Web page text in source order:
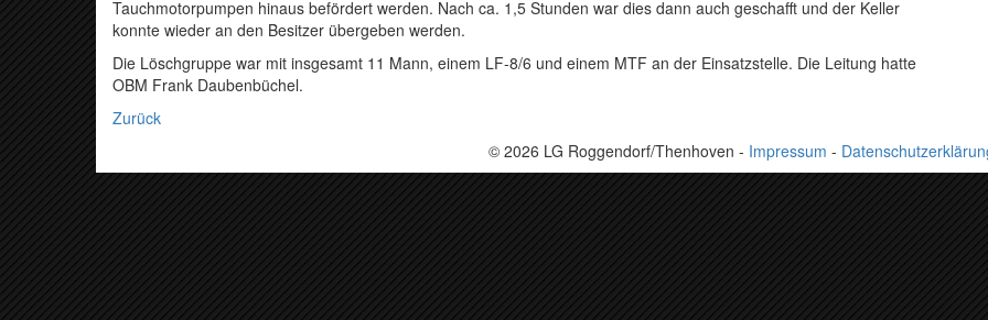
Tauchmotorpumpen hinaus befördert werden. Nach ca. 1,5 Stunden war dies dann auch geschafft und der Keller
konnte wieder an den Besitzer übergeben werden.
Die Löschgruppe war mit insgesamt 11 Mann, einem LF-8/6 und einem MTF an der Einsatzstelle. Die Leitung hatte
OBM Frank Daubenbüchel.
Zurück
© 2026 LG Roggendorf/Thenhoven - Impressum -